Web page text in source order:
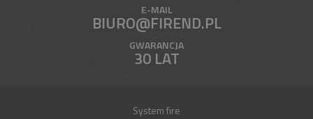
E-MAIL
BIURO@FIREND.PL
GWARANCJA
30 LAT
System fire